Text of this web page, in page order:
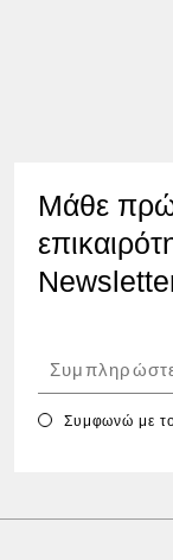
Μάθε
Συμφωνώ με